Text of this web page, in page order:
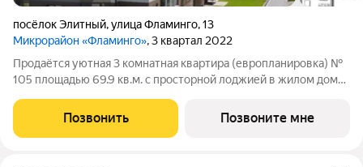
посёлок Элитный,улица Фламинго,13
Микрорайон «Фламинго», 3 квартал 2022
Продаётся уютная 3 комнатная квартира (европланировка) №
105 площадью 69.9 кв.м. с просторной лоджией в жилом доме
13.Расположение дома предоставляет отличную возможность
для тех, кто
Позвонить Позвоните мне